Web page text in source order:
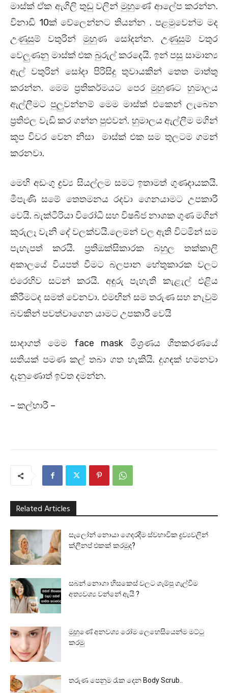
මාස්ක් ඒක ඇගිලි තුඩු වලින් මුහුණේ ආලේප කරන්න.
විනාඩි 10ක් වේලෙන්නට තියන්න . පළමුවෙන්ම මද
උණුසුම් වතුරින් මුහුණ සෝදන්න. උණුසුම් වතුර
වෙලුණනු මාස්ක් එක බුරුල් කරදෙයි. ඉන් පසු සාමාන්‍ය
ඇල් වතුරින් සෝදා පිරිසිදු තුවායකින් තෙත මාත්තු
කරන්න. මෙම ප්‍රතිකර්මයට පෙර මුහුණට හුමාලය
ඇල්ලීමට පුලුවන්නම් මෙම මාස්ක් එකෙන් ලැබෙන
ප්‍රතිඵල වැඩි කර ගන්න පුළුවන්. හුමාලය ඇල්ලීම මගින්
කූප විවර වෙන නිසා මාස්ක් එක සම තුලටම ගමන්
කරනවා.
මෙහි අඩංගු ද්‍රව්‍ය සියල්ලම සමට ඉතාමත් ගුණදායකයි.
මීපැණි සමේ තෙතමනය රදවා ගෙනයාමට උපකාරී
වෙයි. බැක්ටීරියා විරෝධී සහ විෂබීජ නාශක ගුණ මගින්
කුරුලෑ වැනි දේ වලක්වයි.ලෙමන් වල ඇති විටමින් සම
පැහැපත් කරයි. ප්‍රතිඔක්සිකාරක බහුල තක්කාලි
අකාලයේ වියපත් වීමට බලපාන හේතුකාරක වලට
එරෙහිව සටන් කරයි. අඳුරු පැහැති කැළැල් එළිය
කිරීමටද සමත් වෙනවා. එමඟින් සම තරුණ සහ නැවුම්
බවකින් පවත්වාගෙන යාමට උපකාරී වෙයි
සාදාගත් මෙම face mask මිශ්‍රණය ශීතකරණයේ
සතියක් පමණ කල් තබා ගත හැකියි. දුගඳක් හමනවා
දැනුණොත් ඉවත දමන්න.
– කල්හාරී –
Related Articles
සැලෝන් නොයා ගෙදරදීම ස්වභාවික ද්‍රව්‍යවලින්
ක්ලීනප් එකක් කරමුද?
සබන් නොගා හිසකෙස් වලට ශැම්පු ගැල්වීම
අත්‍යවශ්‍ය වන්නේ ඇයි ?
මුහුණේ අනවශ්‍ය රෝම ලෙහෙසියෙන්ම මට්ටු
කරමු
තරුණ පෙනුම රැක දෙන Body Scrub..